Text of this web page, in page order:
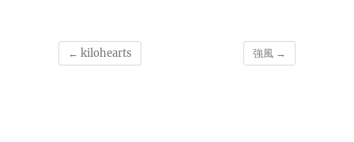
← kilohearts 強風 →